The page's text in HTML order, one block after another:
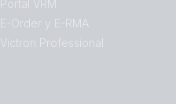
Portal VRM
E-Order y E-RMA
Victron Professional